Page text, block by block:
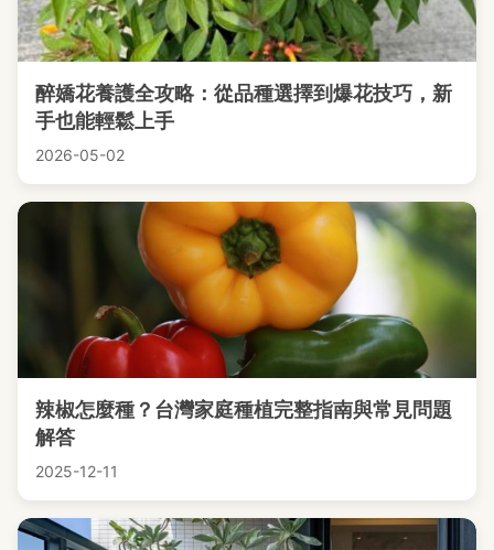
醉嬌花養護全攻略：從品種選擇到爆花技巧，新
手也能輕鬆上手
2026-05-02
辣椒怎麼種？台灣家庭種植完整指南與常見問題
解答
2025-12-11